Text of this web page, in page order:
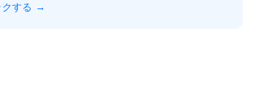
する →